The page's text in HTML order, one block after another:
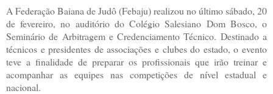
A Federação Baiana de Judô (Febaju) realizou no último sábado, 20
de fevereiro, no auditório do Colégio Salesiano Dom Bosco, o
Seminário de Arbitragem e Credenciamento Técnico. Destinado a
técnicos e presidentes de associações e clubes do estado, o evento
teve a finalidade de preparar os profissionais que irão treinar e
acompanhar as equipes nas competições de nível estadual e
nacional.